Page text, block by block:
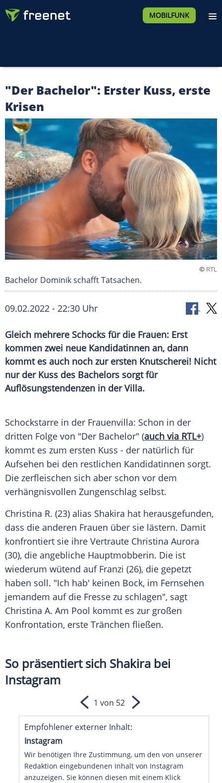
MOBILFUNK
"Der Bachelor": Erster Kuss, erste
Krisen
© RTL
Bachelor Dominik schafft Tatsachen.
09.02.2022 - 22:30 Uhr
Gleich mehrere Schocks für die Frauen: Erst
kommen zwei neue Kandidatinnen an, dann
kommt es auch noch zur ersten Knutscherei! Nicht
nur der Kuss des Bachelors sorgt für
Auflösungstendenzen in der Villa.
Schockstarre in der Frauenvilla: Schon in der
dritten Folge von "Der Bachelor" (auch via RTL+)
kommt es zum ersten Kuss - der natürlich für
Aufsehen bei den restlichen Kandidatinnen sorgt.
Die zerfleischen sich aber schon vor dem
verhängnisvollen Zungenschlag selbst.
Christina R. (23) alias Shakira hat herausgefunden,
dass die anderen Frauen über sie lästern. Damit
konfrontiert sie ihre Vertraute Christina Aurora
(30), die angebliche Hauptmobberin. Die ist
wiederum wütend auf Franzi (26), die gepetzt
haben soll. "Ich hab' keinen Bock, im Fernsehen
jemandem auf die Fresse zu schlagen", sagt
Christina A. Am Pool kommt es zur großen
Konfrontation, erste Tränchen fließen.
So präsentiert sich Shakira bei
Instagram
Empfohlener externer Inhalt:
Instagram
Wir benötigen Ihre Zustimmung, um den von unserer
Redaktion eingebundenen Inhalt von Instagram
anzuzeigen. Sie können diesen mit einem Klick
1 von 52